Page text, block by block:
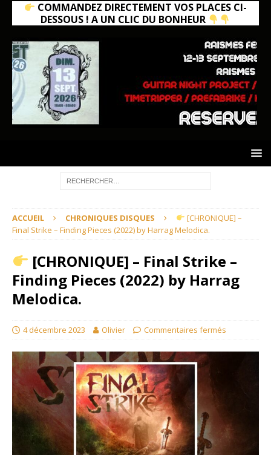
COMMANDEZ DIRECTEMENT VOS PLACES CI-
DESSOUS ! A UN CLIC DU BONHEUR
ACCUEIL CHRONIQUES DISQUES
[CHRONIQUE] –
Final Strike – Finding Pieces (2022) by Harrag Melodica.
[CHRONIQUE] – Final Strike –
Finding Pieces (2022) by Harrag
Melodica.
4 décembre 2023 Olivier Commentaires fermés